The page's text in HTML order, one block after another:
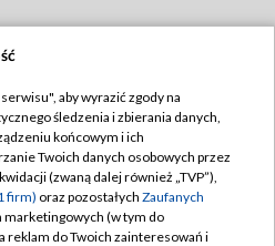
TVP
TVP
prywatności
zgody
aby wyrazić zgody na
śledzenia i zbierania danych,
końcowym i ich
Twoich danych osobowych przez
(zwaną dalej również „TVP”),
firm) oraz pozostałych Zaufanych
marketingowych (w tym do
reklam do Twoich zainteresowań i